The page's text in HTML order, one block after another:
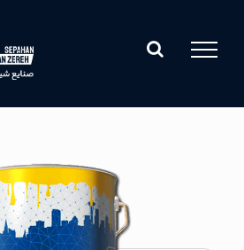
content